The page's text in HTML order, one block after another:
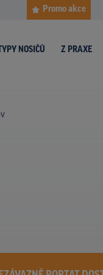
Promo akce
NOSIČŮ Z PRAXE